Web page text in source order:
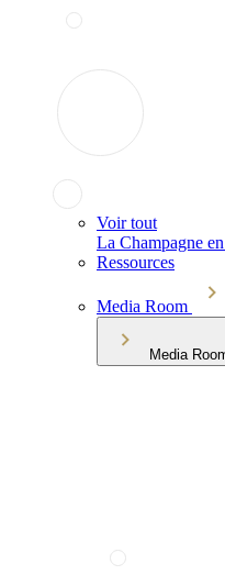
Voir tout
La Champagne
Ressources
Media Room
Media